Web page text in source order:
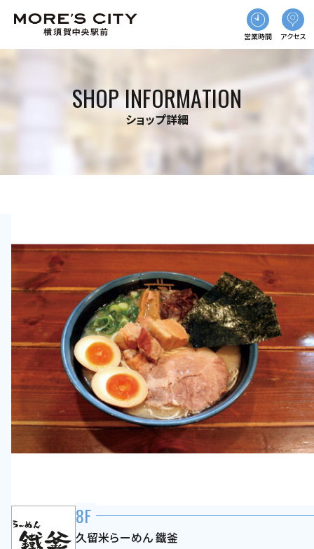
営業時間 アクセス
SHOP INFORMATION
ショップ詳細
8F
久留米らーめん 鐵釜